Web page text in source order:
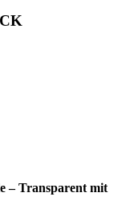
– Transparent mit